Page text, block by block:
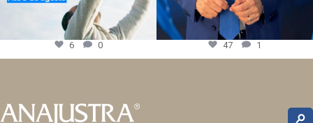
6 0 47 1